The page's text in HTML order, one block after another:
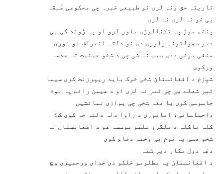
نارینہ حق ونہ لری نو طبیعی خبرہ چی محکومی طبقہ
یی خو نہ لری نہ لری
پنخم موڑ پہ تکنالوڑی باور لرو او پہ ڑوند کی یی
دیر سھولتونہ راوری دی خو دلتہ انحراف او نوری
منفی برخی ددی سبب نہ شی چی د شخو حیثیت تہ صدمہ
ورکوی
شپزم د افغانستان شخی خوک باید ریپرزنت کری سیما
ٹمر شعلے یی چی ٹمر نہ لری او د ھیمن رائے پہ نوم
جاسوسی کوی یا ھغہ شخی چی یوازی نمائشیں
،احساساتی، اماتوری د راوا دلہ دلتہ خہ کوی ک؟
کلہ ناکلہ د ملگرو ملتو موسسہ ھم د افغانستان لہ
شخو ھسی پہ نوم بی وختہ دفاع کوی
دغہ دول مکار دیر شتہ
د افغانستان پہ مظلومو خلکو دی خدای ورحمیزی وچ